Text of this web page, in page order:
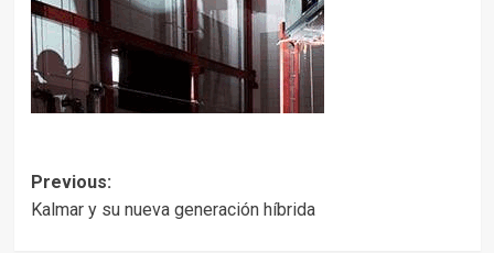
Post
navigation
Previous:
Kalmar y su nueva generación híbrida